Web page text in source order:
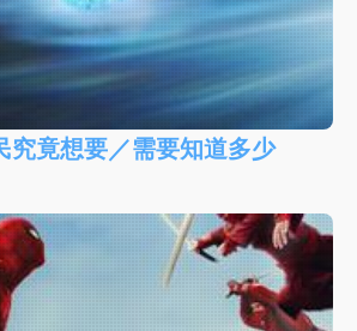
究竟想要／需要知道多少